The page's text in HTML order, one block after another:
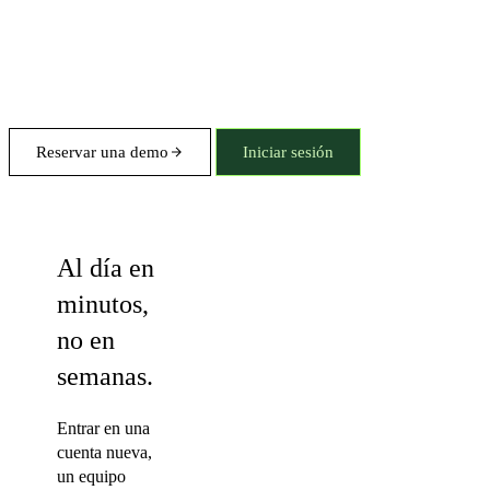
Reservar una demo Iniciar sesión
Al día en
minutos,
no en
semanas.
Entrar en una
cuenta nueva,
un equipo